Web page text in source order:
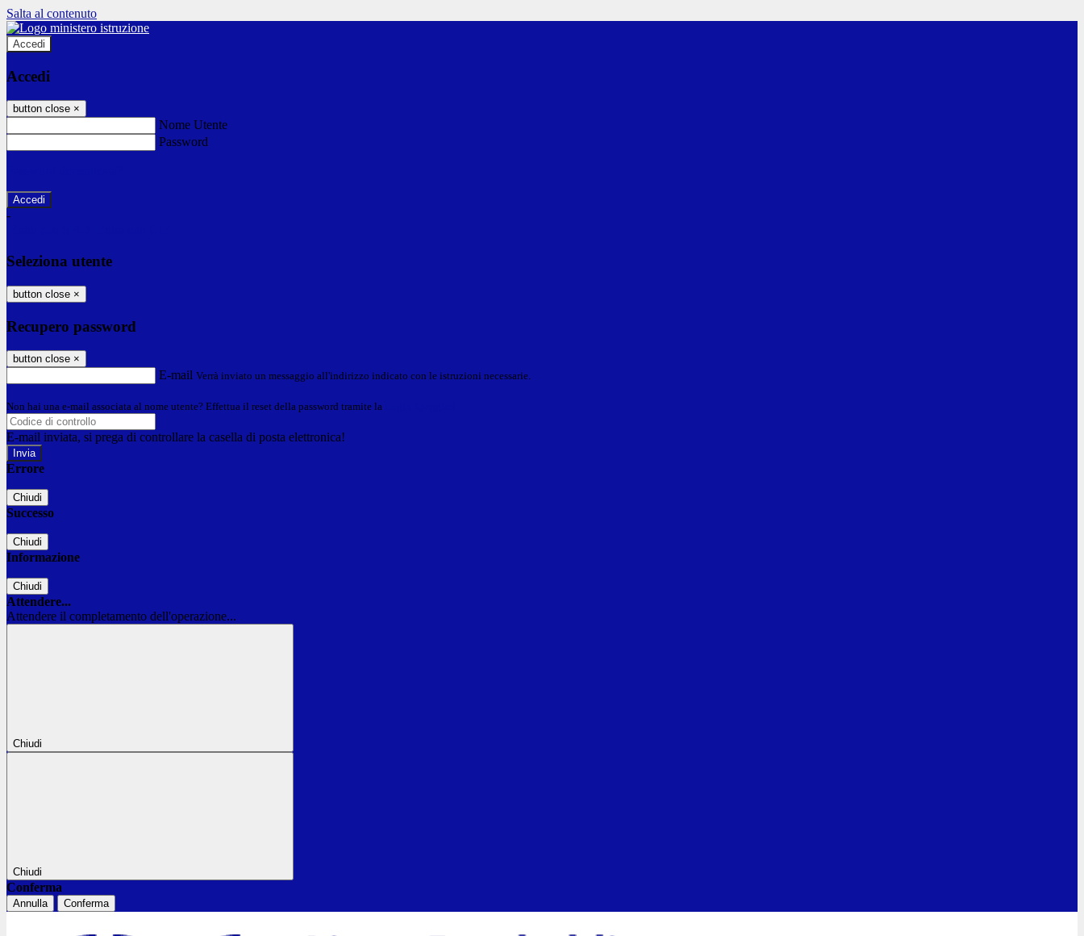
Salta al contenuto
Accedi
Accedi
button close ×
Nome Utente
Password
-
Seleziona utente
button close ×
Recupero password
button close ×
E-mail Verrà inviato un messaggio all'indirizzo indicato con le istruzioni necessarie.
Non hai una e-mail associata al nome utente? Effettua il reset della password tramite la
E-mail inviata, si prega di controllare la casella di posta elettronica!
Errore
Chiudi
Successo
Chiudi
Informazione
Chiudi
Attendere...
Attendere il completamento dell'operazione...
Chiudi
Chiudi
Conferma
Annulla Conferma